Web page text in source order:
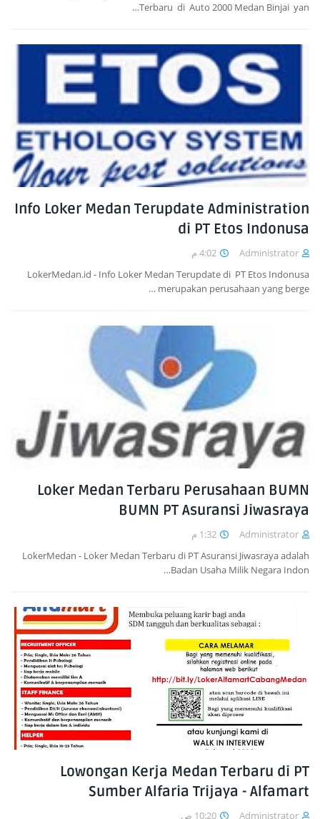
Terbaru di Auto 2000 Medan Binjai yan…
Info Loker Medan Terupdate Administration
di PT Etos Indonusa
Administrator
4:02 م
LokerMedan.id - Info Loker Medan Terupdate di PT Etos Indonusa
merupakan perusahaan yang berge…
Loker Medan Terbaru Perusahaan BUMN
BUMN PT Asuransi Jiwasraya
Administrator
1:32 م
LokerMedan - Loker Medan Terbaru di PT Asuransi Jiwasraya adalah
Badan Usaha Milik Negara Indon…
Lowongan Kerja Medan Terbaru di PT
Sumber Alfaria Trijaya - Alfamart
Administrator 10:20 ص